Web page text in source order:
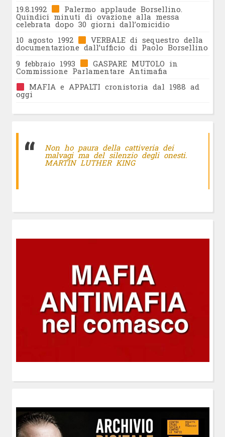
19.8.1992
Palermo applaude Borsellino.
Quindici minuti di ovazione alla messa
celebrata dopo 30 giorni dall’omicidio
10 agosto 1992
VERBALE di sequestro della
documentazione dall’ufficio di Paolo Borsellino
9 febbraio 1993
GASPARE MUTOLO in
Commissione Parlamentare Antimafia
MAFIA e APPALTI cronistoria dal 1988 ad
oggi
Non ho paura della cattiveria dei
malvagi ma del silenzio degli onesti.
MARTIN LUTHER KING